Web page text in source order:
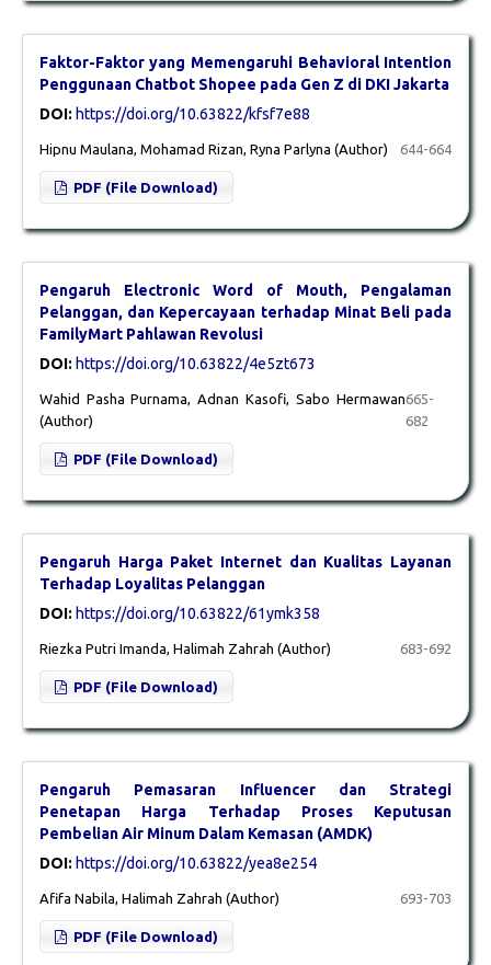
Faktor-Faktor yang Memengaruhi Behavioral Intention
Penggunaan Chatbot Shopee pada Gen Z di DKI Jakarta
DOI: https://doi.org/10.63822/kfsf7e88
Hipnu Maulana, Mohamad Rizan, Ryna Parlyna (Author) 644-664
PDF (File Download)
Pengaruh Electronic Word of Mouth, Pengalaman
Pelanggan, dan Kepercayaan terhadap Minat Beli pada
FamilyMart Pahlawan Revolusi
DOI: https://doi.org/10.63822/4e5zt673
Wahid Pasha Purnama, Adnan Kasofi, Sabo Hermawan
(Author)
665-
682
PDF (File Download)
Pengaruh Harga Paket Internet dan Kualitas Layanan
Terhadap Loyalitas Pelanggan
DOI: https://doi.org/10.63822/61ymk358
Riezka Putri Imanda, Halimah Zahrah (Author) 683-692
PDF (File Download)
Pengaruh Pemasaran Influencer dan Strategi
Penetapan Harga Terhadap Proses Keputusan
Pembelian Air Minum Dalam Kemasan (AMDK)
DOI: https://doi.org/10.63822/yea8e254
Afifa Nabila, Halimah Zahrah (Author) 693-703
PDF (File Download)